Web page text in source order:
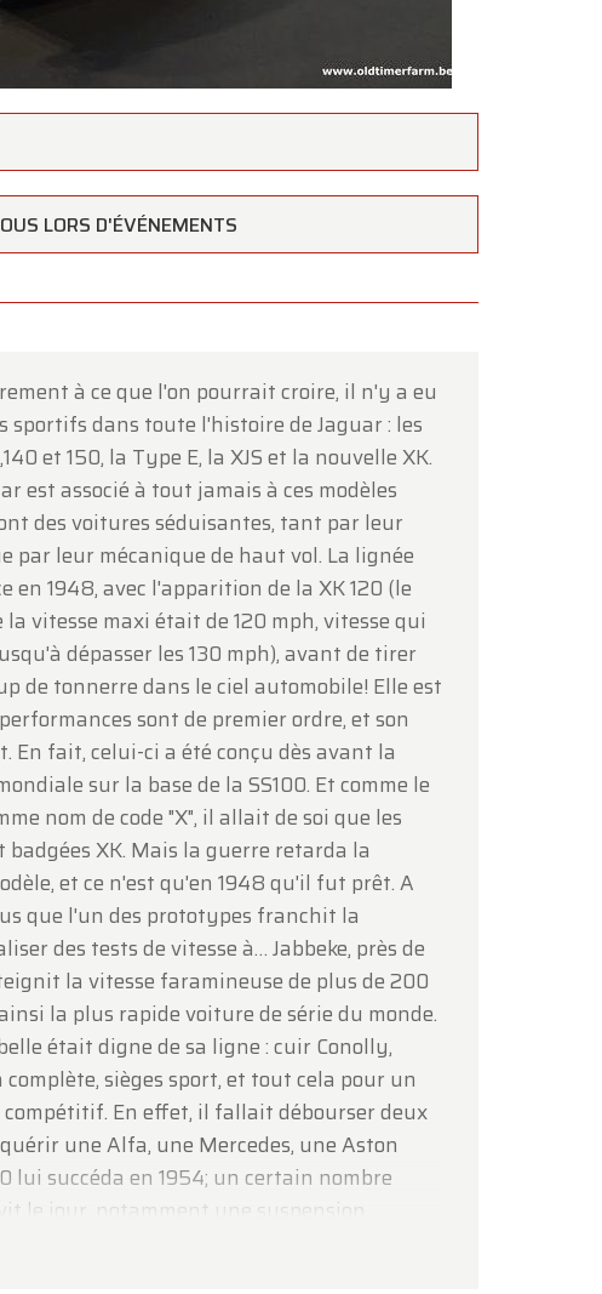
LORS D'ÉVÉNEMENTS
à ce que l'on pourrait croire, il n'y a eu
sportifs dans toute l'histoire de Jaguar : les
et 150, la Type E, la XJS et la nouvelle XK.
est associé à tout jamais à ces modèles
des voitures séduisantes, tant par leur
par leur mécanique de haut vol. La lignée
en 1948, avec l'apparition de la XK 120 (le
vitesse maxi était de 120 mph, vitesse qui
dépasser les 130 mph), avant de tirer
de tonnerre dans le ciel automobile! Elle est
sont de premier ordre, et son
En fait, celui-ci a été conçu dès avant la
sur la base de la SS100. Et comme le
nom de code "X", il allait de soi que les
XK. Mais la guerre retarda la
et ce n'est qu'en 1948 qu'il fut prêt. A
que l'un des prototypes franchit la
des tests de vitesse à… Jabbeke, près de
la vitesse faramineuse de plus de 200
la plus rapide voiture de série du monde.
était digne de sa ligne : cuir Conolly,
sièges sport, et tout cela pour un
En effet, il fallait débourser deux
une Alfa, une Mercedes, une Aston
lui succéda en 1954; un certain nombre
le jour, notamment une suspension
ce qui n'était pas du luxe! De
la Jaguar devient une voiture "civilisée".
×
au
vous.